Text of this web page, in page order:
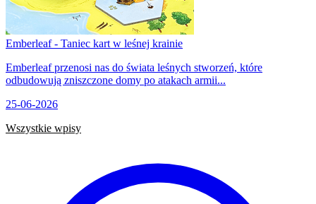
Emberleaf - Taniec kart w leśnej krainie
Emberleaf przenosi nas do świata leśnych stworzeń, które
odbudowują zniszczone domy po atakach armii...
25-06-2026
Wszystkie wpisy